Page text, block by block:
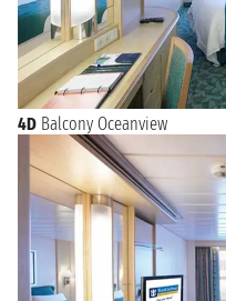
4D Balcony Oceanview